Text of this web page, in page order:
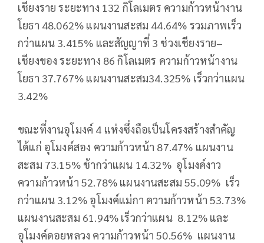
เชียงราย ระยะทาง 132 กิโลเมตร ความก้าวหน้างาน
โยธา 48.062% แผนงานสะสม 44.64% รวมภาพเร็ว
กว่าแผน 3.415% และสัญญาที่ 3 ช่วงเชียงราย–
เชียงของ ระยะทาง 86 กิโลเมตร ความก้าวหน้างาน
โยธา 37.767% แผนงานสะสม34.325% เร็วกว่าแผน
3.42%
ขณะที่งานอุโมงค์ 4 แห่งซึ่งถือเป็นโครงสร้างสำคัญ
ได้แก่ อุโมงค์สอง ความก้าวหน้า 87.47% แผนงาน
สะสม 73.15% ช้ากว่าแผน 14.32% อุโมงค์งาว
ความก้าวหน้า 52.78% แผนงานสะสม 55.09% เร็ว
กว่าแผน 3.12% อุโมงค์แม่กา ความก้าวหน้า 53.73%
แผนงานสะสม 61.94% เร็วกว่าแผน 8.12% และ
อุโมงค์ดอยหลวง ความก้าวหน้า 50.56% แผนงาน